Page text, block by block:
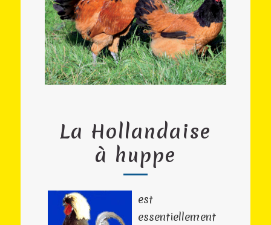
La Hollandaise
à huppe
est
essentiellement